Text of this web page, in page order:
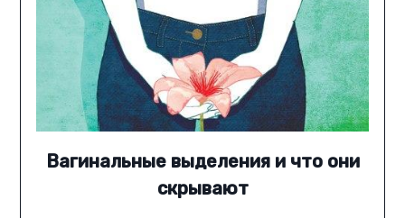
Вагинальные выделения и что они
скрывают